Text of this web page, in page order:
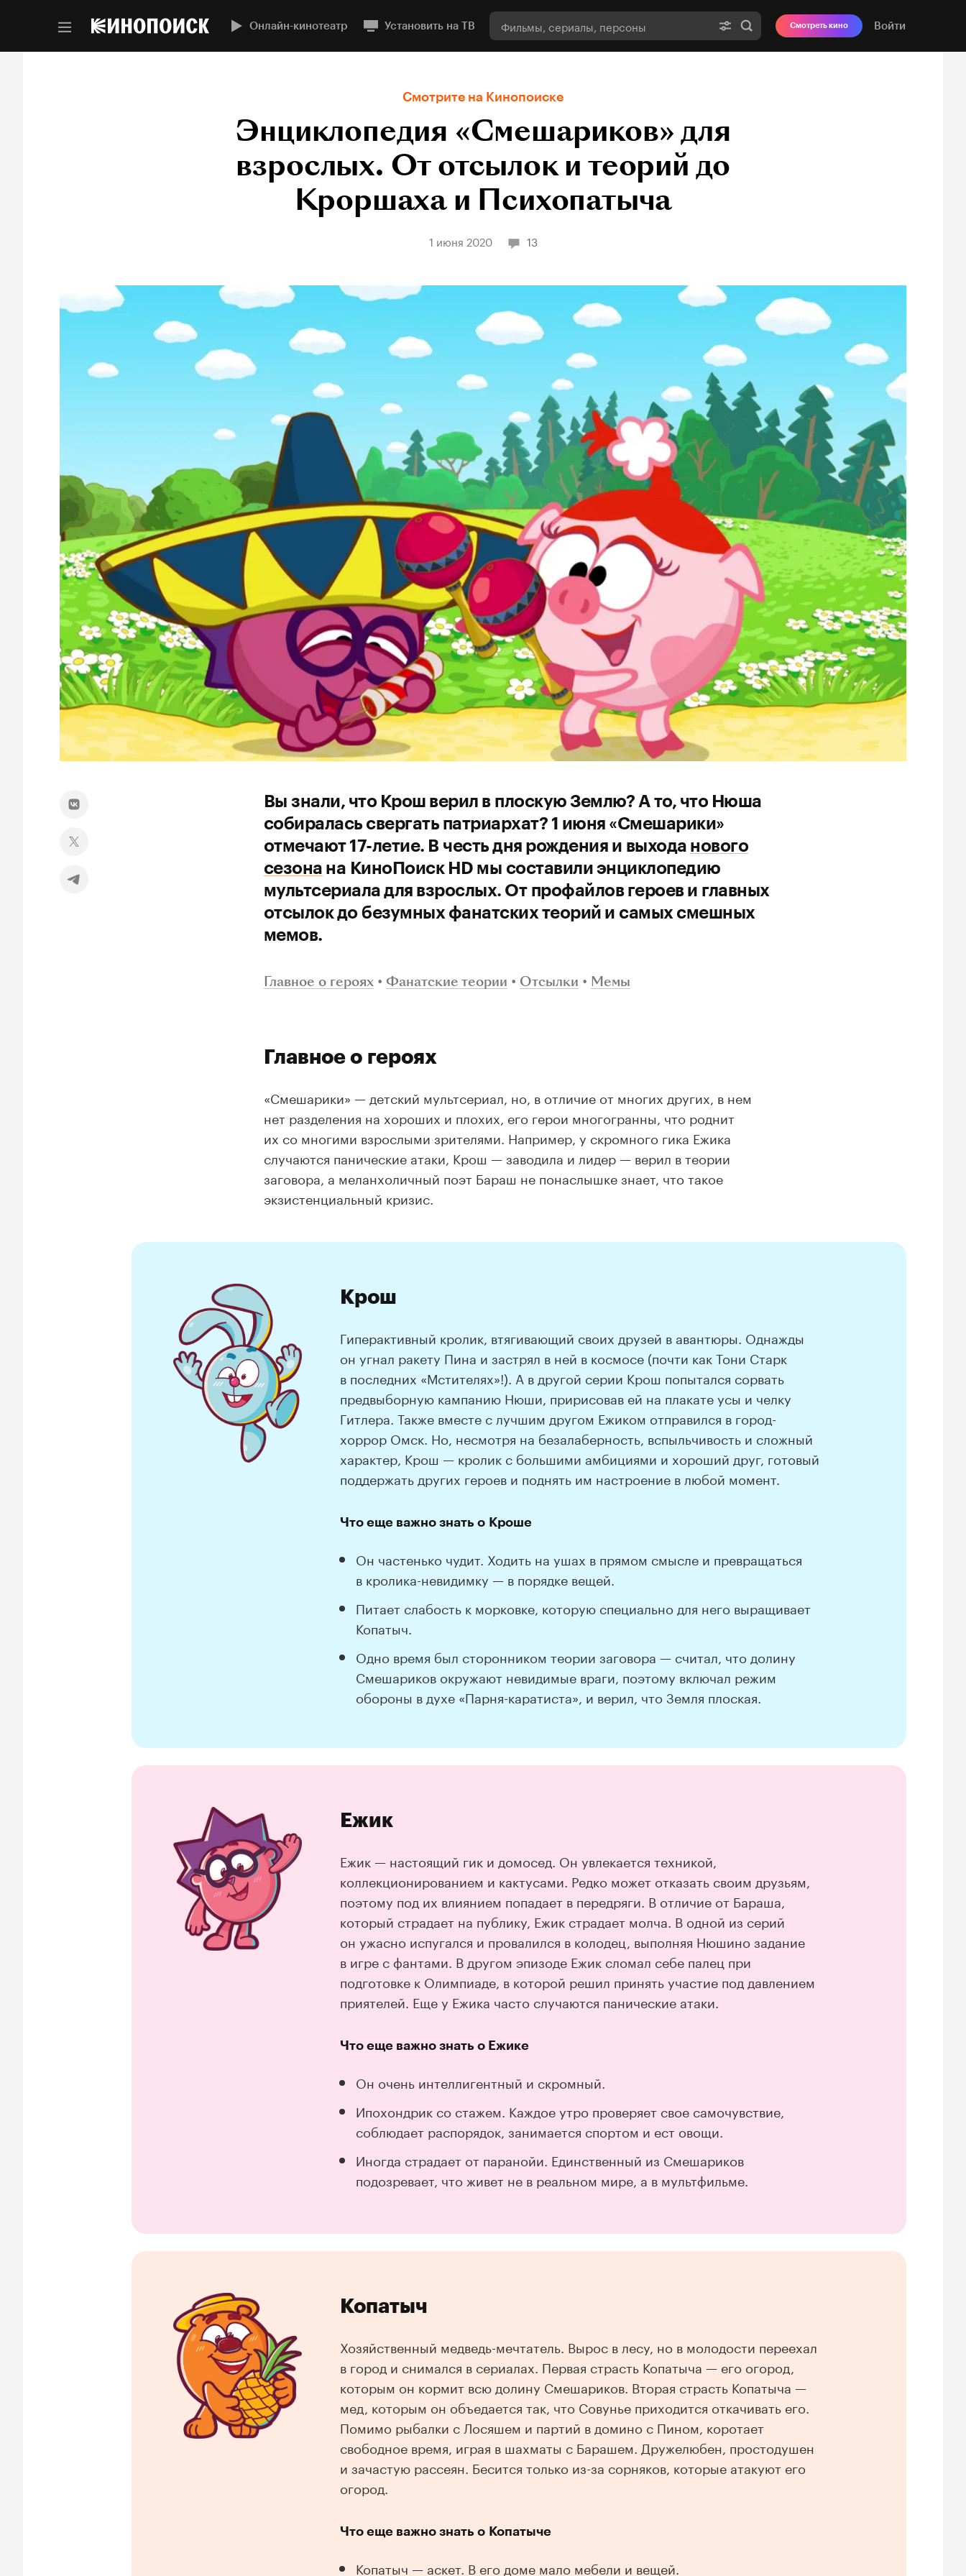
Онлайн-кинотеатр Установить на ТВ Смотреть кино Войти
Смотрите на Кинопоиске
Энциклопедия «Смешариков» для
взрослых. От отсылок и теорий до
Кроршаха и Психопатыча
1 июня 2020 13
Вы знали, что Крош верил в плоскую Землю? А то, что Нюша
собиралась свергать патриархат? 1 июня «Смешарики»
отмечают 17-летие. В честь дня рождения и выхода нового
сезона на КиноПоиск HD мы составили энциклопедию
мультсериала для взрослых. От профайлов героев и главных
отсылок до безумных фанатских теорий и самых смешных
мемов.
Главное о героях• Фанатские теории • Отсылки • Мемы
Главное о героях
«Смешарики» — детский мультсериал, но, в отличие от многих других, в нем
нет разделения на хороших и плохих, его герои многогранны, что роднит
их со многими взрослыми зрителями. Например, у скромного гика Ежика
случаются панические атаки, Крош — заводила и лидер — верил в теории
заговора, а меланхоличный поэт Бараш не понаслышке знает, что такое
экзистенциальный кризис.
Крош
Гиперактивный кролик, втягивающий своих друзей в авантюры. Однажды
он угнал ракету Пина и застрял в ней в космосе (почти как Тони Старк
в последних «Мстителях»!). А в другой серии Крош попытался сорвать
предвыборную кампанию Нюши, пририсовав ей на плакате усы и челку
Гитлера. Также вместе с лучшим другом Ежиком отправился в город-
хоррор Омск. Но, несмотря на безалаберность, вспыльчивость и сложный
характер, Крош — кролик с большими амбициями и хороший друг, готовый
поддержать других героев и поднять им настроение в любой момент.
Что еще важно знать о Кроше
Он частенько чудит. Ходить на ушах в прямом смысле и превращаться
в кролика-невидимку — в порядке вещей.
Питает слабость к морковке, которую специально для него выращивает
Копатыч.
Одно время был сторонником теории заговора — считал, что долину
Смешариков окружают невидимые враги, поэтому включал режим
обороны в духе «Парня-каратиста», и верил, что Земля плоская.
Ежик
Ежик — настоящий гик и домосед. Он увлекается техникой,
коллекционированием и кактусами. Редко может отказать своим друзьям,
поэтому под их влиянием попадает в передряги. В отличие от Бараша,
который страдает на публику, Ежик страдает молча. В одной из серий
он ужасно испугался и провалился в колодец, выполняя Нюшино задание
в игре с фантами. В другом эпизоде Ежик сломал себе палец при
подготовке к Олимпиаде, в которой решил принять участие под давлением
приятелей. Еще у Ежика часто случаются панические атаки.
Что еще важно знать о Ежике
Он очень интеллигентный и скромный.
Ипохондрик со стажем. Каждое утро проверяет свое самочувствие,
соблюдает распорядок, занимается спортом и ест овощи.
Иногда страдает от паранойи. Единственный из Смешариков
подозревает, что живет не в реальном мире, а в мультфильме.
Копатыч
Хозяйственный медведь-мечтатель. Вырос в лесу, но в молодости переехал
в город и снимался в сериалах. Первая страсть Копатыча — его огород,
которым он кормит всю долину Смешариков. Вторая страсть Копатыча —
мед, которым он объедается так, что Совунье приходится откачивать его.
Помимо рыбалки с Лосяшем и партий в домино с Пином, коротает
свободное время, играя в шахматы с Барашем. Дружелюбен, простодушен
и зачастую рассеян. Бесится только из-за сорняков, которые атакуют его
огород.
Что еще важно знать о Копатыче
Копатыч — аскет. В его доме мало мебели и вещей.